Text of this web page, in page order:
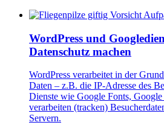
WordPress und
Datenschutz machen
WordPress verarbeitet in der
Daten – z.B. die IP-Adresse des
Dienste wie Google Fonts,
verarbeiten (tracken)
Servern.